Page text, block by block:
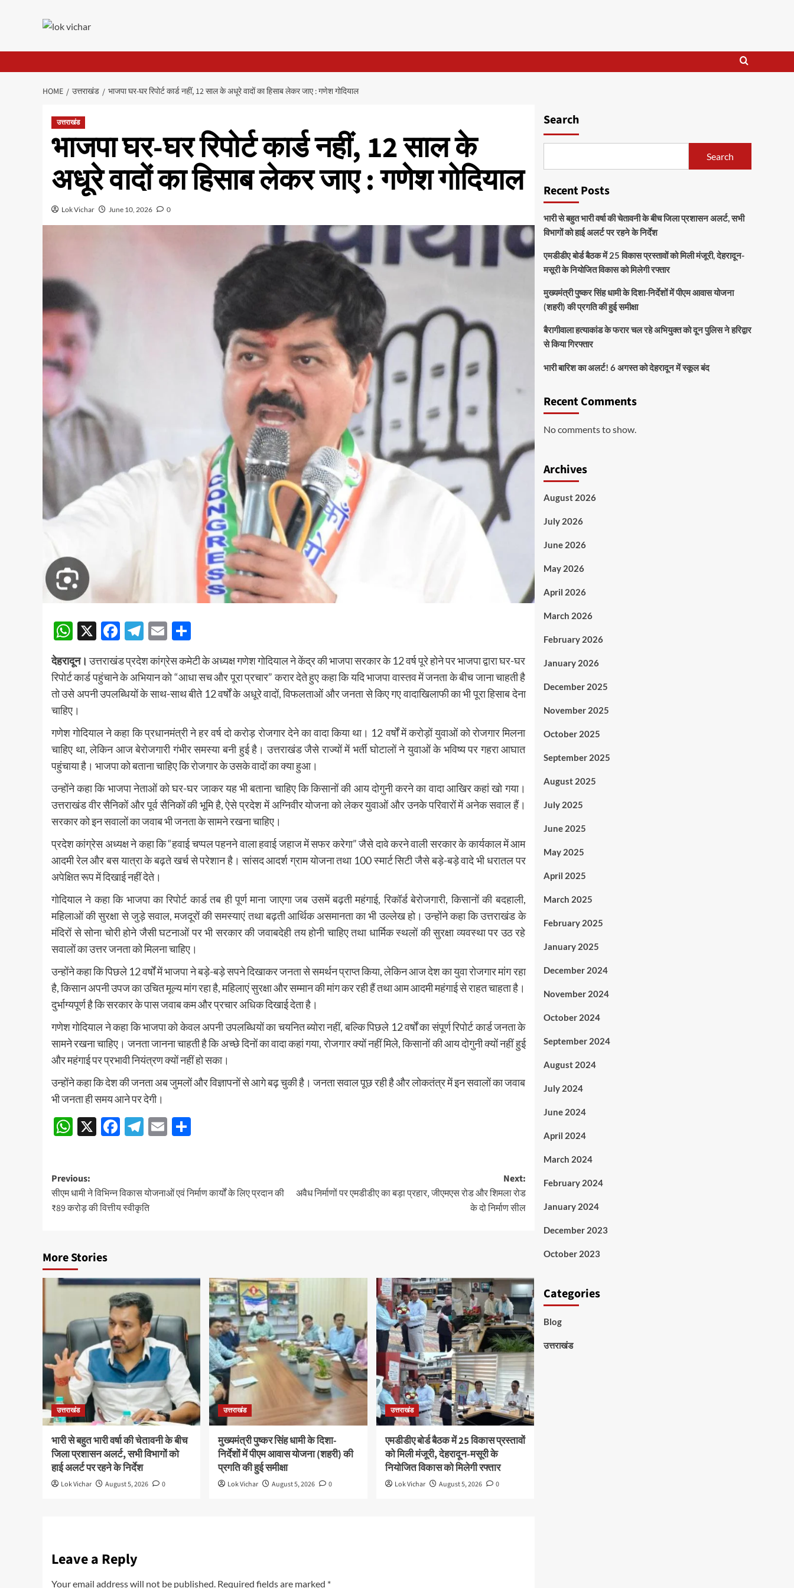
HOME उत्तराखंड भाजपा घर-घर रिपोर्ट कार्ड नहीं, 12 साल के अधूरे वादों का हिसाब लेकर जाए : गणेश गोदियाल
उत्तराखंड
भाजपा घर-घर रिपोर्ट कार्ड नहीं, 12 साल के
अधूरे वादों का हिसाब लेकर जाए : गणेश गोदियाल
Lok Vichar June 10, 2026 0
WhatsApp
X Facebook
Telegram
Email
देहरादून। उत्तराखंड प्रदेश कांग्रेस कमेटी के अध्यक्ष गणेश गोदियाल ने केंद्र की भाजपा सरकार के 12 वर्ष पूरे होने पर भाजपा द्वारा घर-घर
रिपोर्ट कार्ड पहुंचाने के अभियान को “आधा सच और पूरा प्रचार” करार देते हुए कहा कि यदि भाजपा वास्तव में जनता के बीच जाना चाहती है
तो उसे अपनी उपलब्धियों के साथ-साथ बीते 12 वर्षों के अधूरे वादों, विफलताओं और जनता से किए गए वादाखिलाफी का भी पूरा हिसाब देना
चाहिए।
गणेश गोदियाल ने कहा कि प्रधानमंत्री ने हर वर्ष दो करोड़ रोजगार देने का वादा किया था। 12 वर्षों में करोड़ों युवाओं को रोजगार मिलना
चाहिए था, लेकिन आज बेरोजगारी गंभीर समस्या बनी हुई है। उत्तराखंड जैसे राज्यों में भर्ती घोटालों ने युवाओं के भविष्य पर गहरा आघात
पहुंचाया है। भाजपा को बताना चाहिए कि रोजगार के उसके वादों का क्या हुआ।
उन्होंने कहा कि भाजपा नेताओं को घर-घर जाकर यह भी बताना चाहिए कि किसानों की आय दोगुनी करने का वादा आखिर कहां खो गया।
उत्तराखंड वीर सैनिकों और पूर्व सैनिकों की भूमि है, ऐसे प्रदेश में अग्निवीर योजना को लेकर युवाओं और उनके परिवारों में अनेक सवाल हैं।
सरकार को इन सवालों का जवाब भी जनता के सामने रखना चाहिए।
प्रदेश कांग्रेस अध्यक्ष ने कहा कि “हवाई चप्पल पहनने वाला हवाई जहाज में सफर करेगा” जैसे दावे करने वाली सरकार के कार्यकाल में आम
आदमी रेल और बस यात्रा के बढ़ते खर्च से परेशान है। सांसद आदर्श ग्राम योजना तथा 100 स्मार्ट सिटी जैसे बड़े-बड़े वादे भी धरातल पर
अपेक्षित रूप में दिखाई नहीं देते।
गोदियाल ने कहा कि भाजपा का रिपोर्ट कार्ड तब ही पूर्ण माना जाएगा जब उसमें बढ़ती महंगाई, रिकॉर्ड बेरोजगारी, किसानों की बदहाली,
महिलाओं की सुरक्षा से जुड़े सवाल, मजदूरों की समस्याएं तथा बढ़ती आर्थिक असमानता का भी उल्लेख हो। उन्होंने कहा कि उत्तराखंड के
मंदिरों से सोना चोरी होने जैसी घटनाओं पर भी सरकार की जवाबदेही तय होनी चाहिए तथा धार्मिक स्थलों की सुरक्षा व्यवस्था पर उठ रहे
सवालों का उत्तर जनता को मिलना चाहिए।
उन्होंने कहा कि पिछले 12 वर्षों में भाजपा ने बड़े-बड़े सपने दिखाकर जनता से समर्थन प्राप्त किया, लेकिन आज देश का युवा रोजगार मांग रहा
है, किसान अपनी उपज का उचित मूल्य मांग रहा है, महिलाएं सुरक्षा और सम्मान की मांग कर रही हैं तथा आम आदमी महंगाई से राहत चाहता है।
दुर्भाग्यपूर्ण है कि सरकार के पास जवाब कम और प्रचार अधिक दिखाई देता है।
गणेश गोदियाल ने कहा कि भाजपा को केवल अपनी उपलब्धियों का चयनित ब्योरा नहीं, बल्कि पिछले 12 वर्षों का संपूर्ण रिपोर्ट कार्ड जनता के
सामने रखना चाहिए। जनता जानना चाहती है कि अच्छे दिनों का वादा कहां गया, रोजगार क्यों नहीं मिले, किसानों की आय दोगुनी क्यों नहीं हुई
और महंगाई पर प्रभावी नियंत्रण क्यों नहीं हो सका।
उन्होंने कहा कि देश की जनता अब जुमलों और विज्ञापनों से आगे बढ़ चुकी है। जनता सवाल पूछ रही है और लोकतंत्र में इन सवालों का जवाब
भी जनता ही समय आने पर देगी।
WhatsApp
X Facebook
Telegram
Email
Post
navigation
Previous:
सीएम धामी ने विभिन्न विकास योजनाओं एवं निर्माण कार्यों के लिए प्रदान की
₹89 करोड़ की वित्तीय स्वीकृति
Next:
अवैध निर्माणों पर एमडीडीए का बड़ा प्रहार, जीएमएस रोड और शिमला रोड
के दो निर्माण सील
More Stories
उत्तराखंड
भारी से बहुत भारी वर्षा की चेतावनी के बीच
जिला प्रशासन अलर्ट, सभी विभागों को
हाई अलर्ट पर रहने के निर्देश
Lok Vichar August 5, 2026 0
उत्तराखंड
मुख्यमंत्री पुष्कर सिंह धामी के दिशा-
निर्देशों में पीएम आवास योजना (शहरी) की
प्रगति की हुई समीक्षा
Lok Vichar August 5, 2026 0
उत्तराखंड
एमडीडीए बोर्ड बैठक में 25 विकास प्रस्तावों
को मिली मंजूरी, देहरादून-मसूरी के
नियोजित विकास को मिलेगी रफ्तार
Lok Vichar August 5, 2026 0
Leave a Reply
Your email address will not be published. Required fields are marked *
Search
Search
Recent Posts
भारी से बहुत भारी वर्षा की चेतावनी के बीच जिला प्रशासन अलर्ट, सभी
विभागों को हाई अलर्ट पर रहने के निर्देश
एमडीडीए बोर्ड बैठक में 25 विकास प्रस्तावों को मिली मंजूरी, देहरादून-
मसूरी के नियोजित विकास को मिलेगी रफ्तार
मुख्यमंत्री पुष्कर सिंह धामी के दिशा-निर्देशों में पीएम आवास योजना
(शहरी) की प्रगति की हुई समीक्षा
बैरागीवाला हत्याकांड के फरार चल रहे अभियुक्त को दून पुलिस ने हरिद्वार
से किया गिरफ्तार
भारी बारिश का अलर्ट! 6 अगस्त को देहरादून में स्कूल बंद
Recent Comments
No comments to show.
Archives
August 2026
July 2026
June 2026
May 2026
April 2026
March 2026
February 2026
January 2026
December 2025
November 2025
October 2025
September 2025
August 2025
July 2025
June 2025
May 2025
April 2025
March 2025
February 2025
January 2025
December 2024
November 2024
October 2024
September 2024
August 2024
July 2024
June 2024
April 2024
March 2024
February 2024
January 2024
December 2023
October 2023
Categories
Blog
उत्तराखंड